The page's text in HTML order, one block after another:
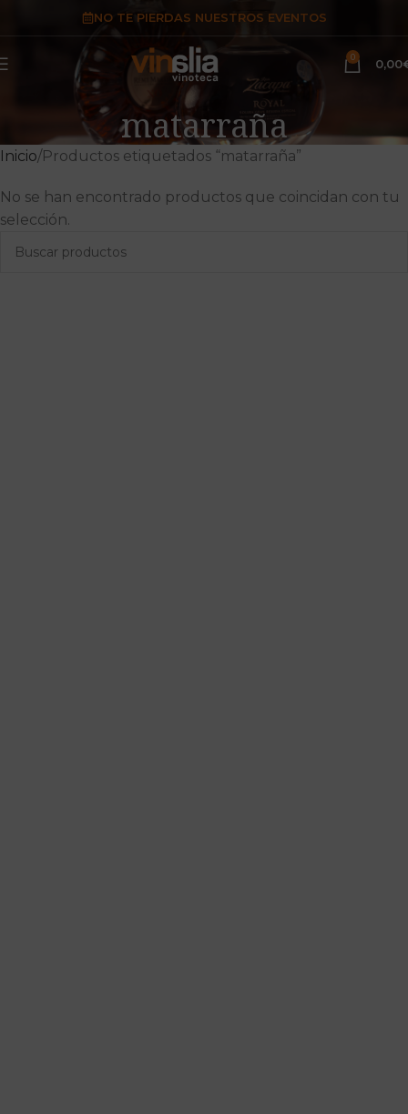
NO TE PIERDAS NUESTROS EVENTOS
0 0,00
matarraña
Inicio Productos etiquetados “matarraña”
No se han encontrado productos que coincidan con tu
selección.